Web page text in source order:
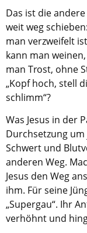
Das ist die
weit weg
man verzweifelt
kann man
man Trost, ohne
„Kopf hoch, stell
schlimm“?
Was Jesus in der
Durchsetzung
Schwert und
anderen Weg.
Jesus den Weg
ihm. Für seine
„Supergau“. Ihr
verhöhnt und